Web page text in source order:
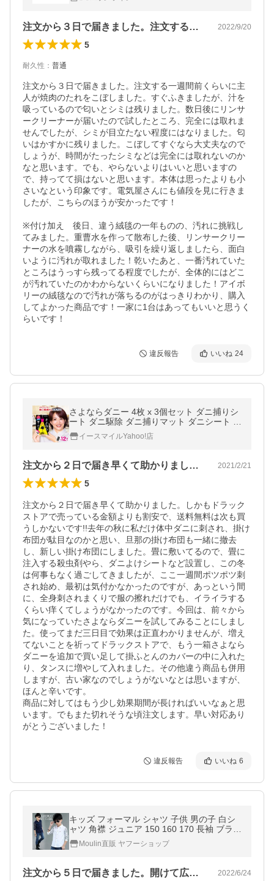
注文から３日で届きました。注文する一週… 2022/9/20
5
耐久性 ： 普通
注文から３日で届きました。注文する一週間前くらいに主
人が焼肉のたれをこぼしました。すぐふきましたが、汁を
吸っているので匂いとシミは残りました。数日後にリンサ
ークリーナーが届いたので試したところ、完全には取れま
せんでしたが、シミが目立たない程度にはなりました。匂
いはかすかに残りました。こぼしてすぐなら大丈夫なので
しょうが、時間がたったシミなどは完全には取れないのか
なと思います。でも、やらないよりはいいと思いますの
で、持ってて損はないと思います。本体は思ったよりも小
さいなという印象です。電気屋さんにも値段を見に行きま
したが、こちらのほうが安かったです！
※付け加え　後日、違う絨毯の一年ものの、汚れに挑戦し
てみました。重曹水を作って散布した後、リンサークリー
ナーの水を噴霧しながら、吸引を繰り返しましたら、面白
いように汚れが取れました！乾いたあと、一番汚れていた
ところはうっすら残ってる程度でしたが、全体的にはどこ
が汚れていたのかわからないくらいになりました！アイボ
リーの絨毯なので汚れが落ちるのがはっきりわかり、購入
してよかった商品です！一家に1台はあってもいいと思うく
らいです！
違反報告 いいね 24
さよならダニー 4枚 x 3個セット ダニ捕りシ
ート ダニ駆除 ダニ捕りマット ダニシート ダ
ニ取りシート ダニ ダニ取りマット ダニよけ
布団 ソファ
イースマイルYahoo!店
注文から２日で届き早くて助かりました。… 2021/2/21
5
注文から２日で届き早くて助かりました。しかもドラック
ストアで売っている金額よりも割安で、送料無料は次も買
うしかないです!!去年の秋に私だけ体中ダニに刺され、掛け
布団が駄目なのかと思い、旦那の掛け布団も一緒に撤去
し、新しい掛け布団にしました。畳に敷いてるので、畳に
注入する殺虫剤やら、ダニよけシートなど設置し、この冬
は何事もなく過ごしてきましたが、ここ一週間ポツポツ刺
され始め、最初は気付かなかったのですが、あっという間
に、全身刺されまくりで服の擦れだけでも、イライラする
くらい痒くてしょうがなかったのです。今回は、前々から
気になっていたさよならダニーを試してみることにしまし
た。使ってまだ三日目で効果は正直わかりませんが、増え
てないことを祈ってドラックストアで、もう一箱さよなら
ダニーを追加で買い足して掛ふとんのカバーの中に入れた
り、タンスに増やして入れました。その他違う商品も併用
しますが、古い家なのでしょうがないなとは思いますが、
ほんと辛いです。
商品に対してはもう少し効果期間が長ければいいなぁと思
います。でもまた切れそうな頃注文します。早い対応あり
がとうございました！
違反報告 いいね 6
キッズ フォーマル シャツ 子供 男の子 白シ
ャツ 角襟 ジュニア 150 160 170 長袖 ブラウ
ス フォーマル おしゃれ 白 秋 服 入学式 卒園
式 入園式 子供服 トップ
Moulin直販 ヤフーショップ
注文から５日で届きました。開けて広げて… 2022/6/24